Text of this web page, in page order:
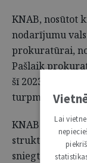
KNAB, nosūtot
nodarījumu
prokuratūrai,
Pašlaik
šī 2023. gada
turpmāko
KNAB pateicas
sniegto
Lai